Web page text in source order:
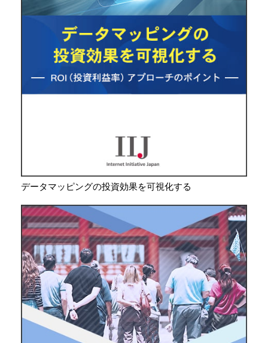
データマッピングの投資効果を可視化する